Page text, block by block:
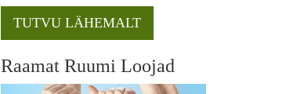
TUTVU LÄHEMALT
Raamat Ruumi Loojad